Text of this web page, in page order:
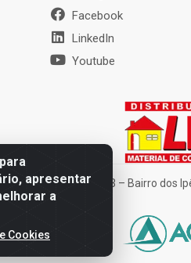
apresentar
a
Cookies
Facebook
LinkedIn
Youtube
Tancredo Neves, 203 – Bairro dos